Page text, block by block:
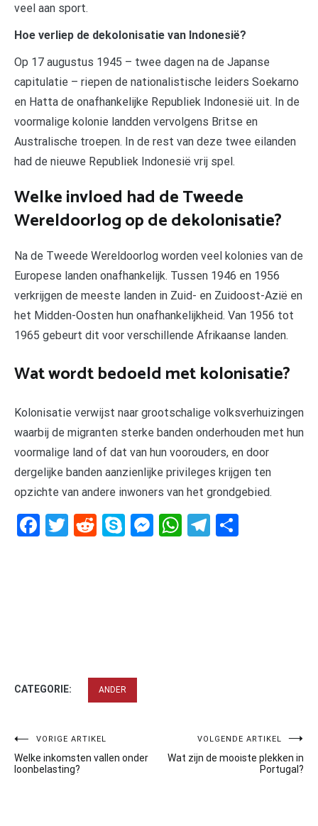
veel aan sport.
Hoe verliep de dekolonisatie van Indonesië?
Op 17 augustus 1945 – twee dagen na de Japanse
capitulatie – riepen de nationalistische leiders Soekarno
en Hatta de onafhankelijke Republiek Indonesië uit. In de
voormalige kolonie landden vervolgens Britse en
Australische troepen. In de rest van deze twee eilanden
had de nieuwe Republiek Indonesië vrij spel.
Welke invloed had de Tweede
Wereldoorlog op de dekolonisatie?
Na de Tweede Wereldoorlog worden veel kolonies van de
Europese landen onafhankelijk. Tussen 1946 en 1956
verkrijgen de meeste landen in Zuid- en Zuidoost-Azië en
het Midden-Oosten hun onafhankelijkheid. Van 1956 tot
1965 gebeurt dit voor verschillende Afrikaanse landen.
Wat wordt bedoeld met kolonisatie?
Kolonisatie verwijst naar grootschalige volksverhuizingen
waarbij de migranten sterke banden onderhouden met hun
voormalige land of dat van hun voorouders, en door
dergelijke banden aanzienlijke privileges krijgen ten
opzichte van andere inwoners van het grondgebied.
Facebook
Twitter
RedditSkypeMessenger
WhatsApp
Telegram
CATEGORIE: ANDER
Bericht
navigatie
VORIGE ARTIKEL
Welke inkomsten vallen onder
loonbelasting?
VOLGENDE ARTIKEL
Wat zijn de mooiste plekken in
Portugal?